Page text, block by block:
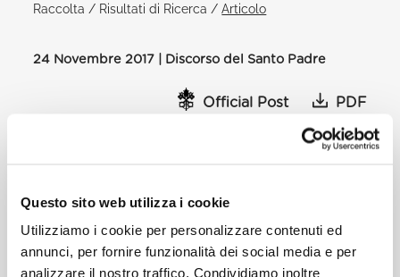
Questo sito web utilizza i cookie
Utilizziamo i cookie per personalizzare contenuti ed
annunci, per fornire funzionalità dei social media e per
analizzare il nostro traffico. Condividiamo inoltre
Raccolta / Risultati di Ricerca /Articolo
24 Novembre 2017 | Discorso del Santo Padre
Official Post PDF
TEOLOGICO TRA LA CHIESA CATTOLICA
AULA NUOVA DEL SINODO